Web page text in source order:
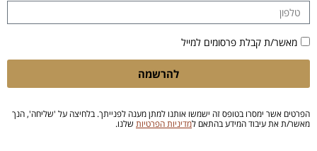
מאשר/ת קבלת פרסומים למייל
להרשמה
הפרטים אשר ימסרו בטופס זה ישמשו אותנו למתן מענה לפנייתך. בלחיצה על 'שליחה', הנך
מאשר/ת את עיבוד המידע בהתאם למדיניות הפרטיות שלנו.